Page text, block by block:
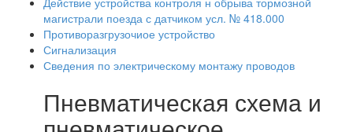
магистрали поезда с датчиком усл. № 418.000
Противоразгрузочиое устройство
Сигнализация
Сведения по электрическому монтажу проводов
Пневматическая схема и